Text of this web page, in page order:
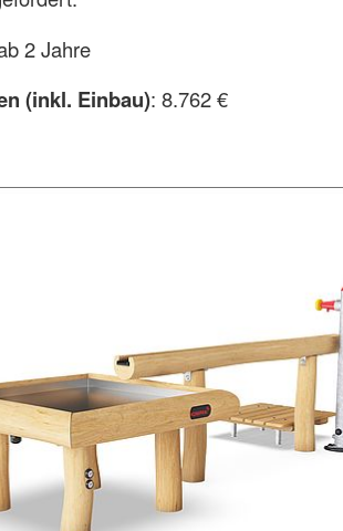
2 Jahre
(inkl. Einbau): 8.762 €